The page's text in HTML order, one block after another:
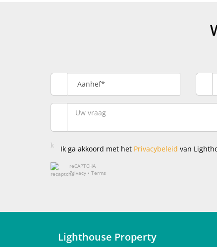
Aanhef*
Ik ga akkoord met het Privacybeleid van
reCAPTCHA
Privacy • Terms
Lighthouse Property